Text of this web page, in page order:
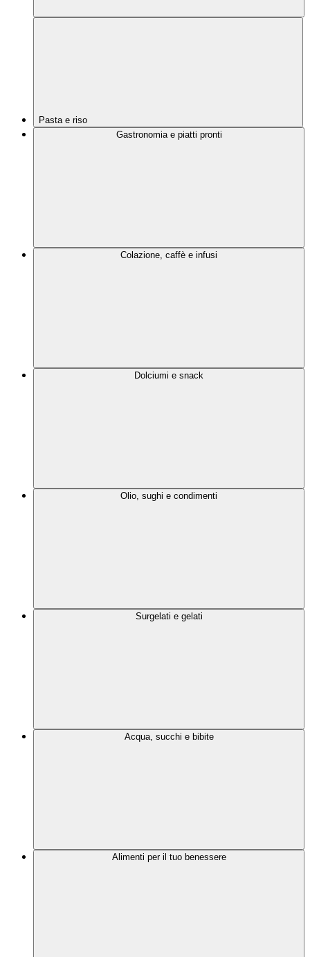
Pasta e riso
Gastronomia e piatti pronti
Colazione, caffè e infusi
Dolciumi e snack
Olio, sughi e condimenti
Surgelati e gelati
Acqua, succhi e bibite
Alimenti per il tuo benessere